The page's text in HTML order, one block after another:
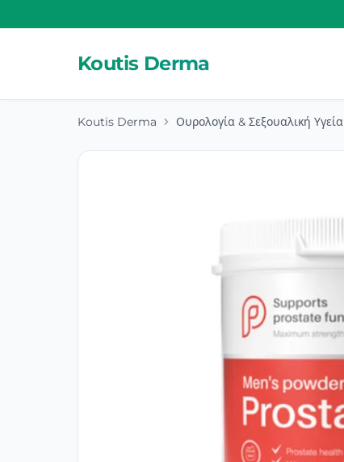
Koutis Derma
Koutis Derma Ουρολογία & Σεξουαλική Υγεία